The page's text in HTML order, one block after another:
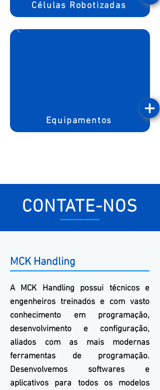
Células Robotizadas
Equipamentos
CONTATE-NOS
MCK Handling
A MCKHandling possui técnicos e
engenheiros treinados e com vasto
conhecimento em programação,
desenvolvimento e configuração,
aliados com as mais modernas
ferramentas de programação.
Desenvolvemos softwares e
aplicativos para todos os modelos